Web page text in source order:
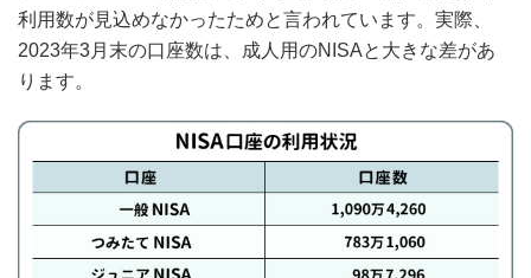
利用数が見込めなかったためと言われています。実際、
2023年3月末の口座数は、成人用のNISAと大きな差があ
ります。